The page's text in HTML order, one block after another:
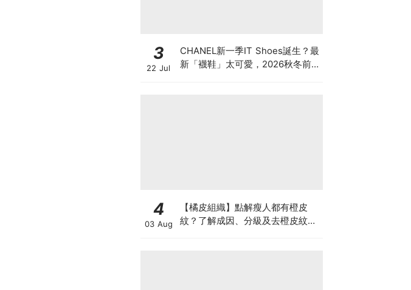
3
22 Jul
CHANEL新一季IT Shoes誕生？最
新「襪鞋」太可愛，2026秋冬前
4
03 Aug
【橘皮組織】點解瘦人都有橙皮
紋？了解成因、分級及去橙皮紋改